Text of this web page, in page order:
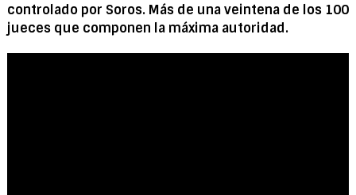
controlado por Soros. Más de una veintena de los 100
jueces que componen la máxima autoridad.